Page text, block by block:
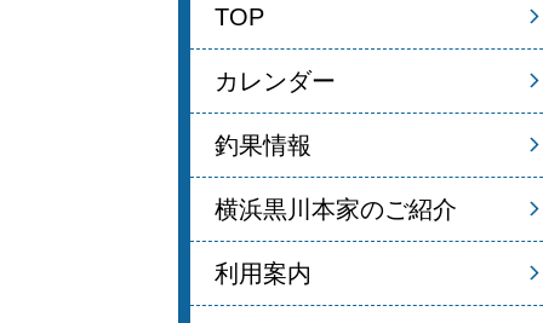
TOP
カレンダー
釣果情報
横浜黒川本家のご紹介
利用案内